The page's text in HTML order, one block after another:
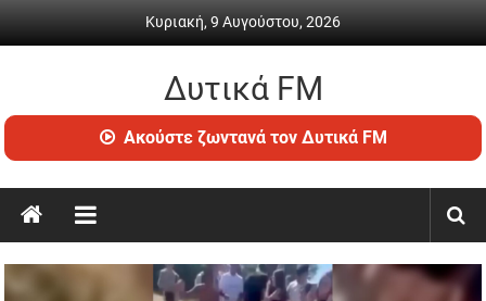
Κυριακή, 9 Αυγούστου, 2026
Δυτικά FM
Ραδιόφωνο
•
ενημέρωση
Ακούστε ζωντανά τον Δυτικά FM